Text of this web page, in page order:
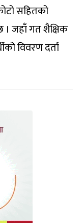
सहितको
। जहाँ गत शैक्षिक
विवरण दर्ता